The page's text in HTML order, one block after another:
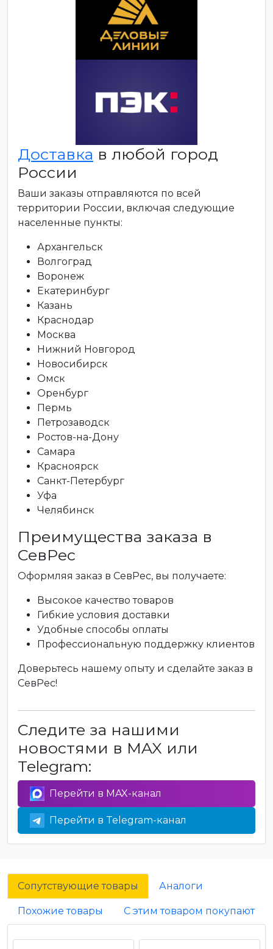
Доставка в любой город
России
Ваши заказы отправляются по всей
территории России, включая следующие
населенные пункты:
Архангельск
Волгоград
Воронеж
Екатеринбург
Казань
Краснодар
Москва
Нижний Новгород
Новосибирск
Омск
Оренбург
Пермь
Петрозаводск
Ростов-на-Дону
Самара
Красноярск
Санкт-Петербург
Уфа
Челябинск
Преимущества заказа в
СевРес
Оформляя заказ в СевРес, вы получаете:
Высокое качество товаров
Гибкие условия доставки
Удобные способы оплаты
Профессиональную поддержку клиентов
Доверьтесь нашему опыту и сделайте заказ в
СевРес!
Следите за нашими
новостями в MAX или
Telegram:
Перейти в MAX-канал
Перейти в Telegram-канал
Сопутствующие товары Аналоги
Похожие товары С этим товаром покупают